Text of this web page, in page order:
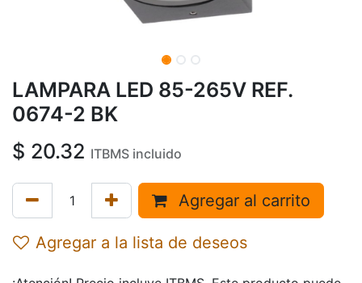
LAMPARA LED 85-265V REF.
0674-2 BK
$ 20.32 ITBMS incluido
Agregar al carrito
Agregar a la lista de deseos